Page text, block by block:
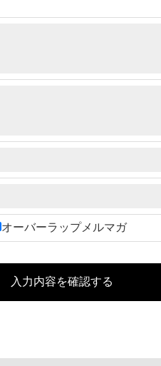
オーバーラップメルマガ
入力内容を確認する